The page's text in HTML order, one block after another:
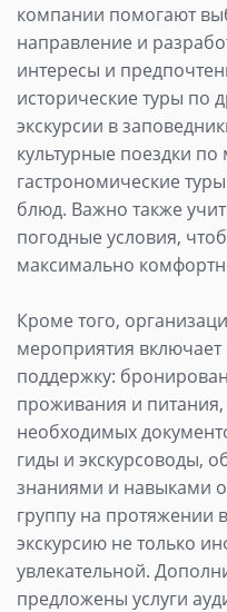
компании помогают
направление и
интересы и
исторические туры по
экскурсии в
культурные поездки
гастрономические
блюд. Важно также
погодные условия,
максимально
Кроме того,
мероприятия включает
поддержку:
проживания и
необходимых
гиды и экскурсоводы,
знаниями и навыками
группу на протяжении
экскурсию не только
увлекательной.
предложены услуги